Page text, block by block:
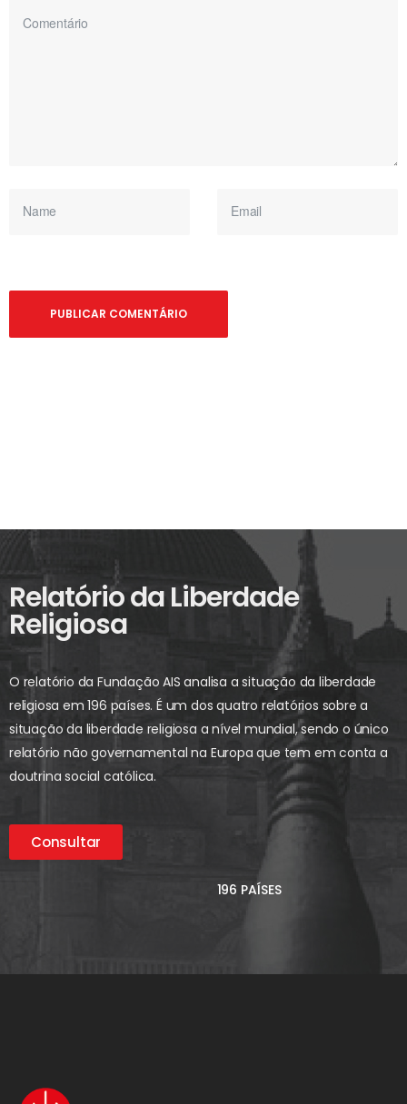
Relatório da Liberdade
Religiosa
O relatório da Fundação AIS analisa a situação da liberdade
religiosa em 196 países. É um dos quatro relatórios sobre a
situação da liberdade religiosa a nível mundial, sendo o único
relatório não governamental na Europa que tem em conta a
doutrina social católica.
Consultar
196 PAÍSES